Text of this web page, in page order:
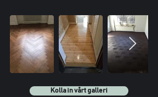
Kolla in vårt galleri